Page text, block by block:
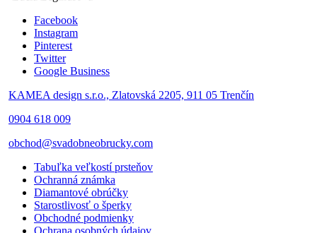
Facebook
Instagram
Pinterest
Twitter
Google Business
KAMEA design s.r.o., Zlatovská 2205, 911 05 Trenčín
0904 618 009
obchod@svadobneobrucky.com
Tabuľka veľkostí prsteňov
Ochranná známka
Diamantové obrúčky
Starostlivosť o šperky
Obchodné podmienky
Ochrana osobných údajov